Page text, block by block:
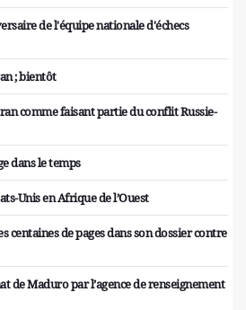
de l'équipe nationale d'échecs
; bientôt
comme faisant partie du conflit Russie-
dans le temps
Unis en Afrique de l’Ouest
centaines de pages dans son dossier contre
de Maduro par l’agence de renseignement